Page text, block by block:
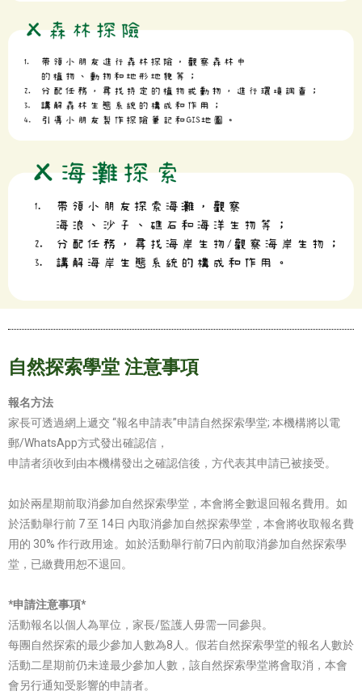
自然探索學堂 注意事項
報名方法
家長可透過網上遞交 “報名申請表”申請自然探索學堂; 本機構將以電
郵/WhatsApp方式發出確認信，
申請者須收到由本機構發出之確認信後，方代表其申請已被接受。
如於兩星期前取消參加自然探索學堂，本會將全數退回報名費用。如
於活動舉行前 7 至 14日 內取消參加自然探索學堂，本會將收取報名費
用的 30% 作行政用途。如於活動舉行前7日內前取消參加自然探索學
堂，已繳費用恕不退回。
*申請注意事項*
活動報名以個人為單位，家長/監護人毋需一同參與。
每團自然探索的最少參加人數為8人。假若自然探索學堂的報名人數於
活動二星期前仍未達最少參加人數，該自然探索學堂將會取消，本會
會另行通知受影響的申請者。